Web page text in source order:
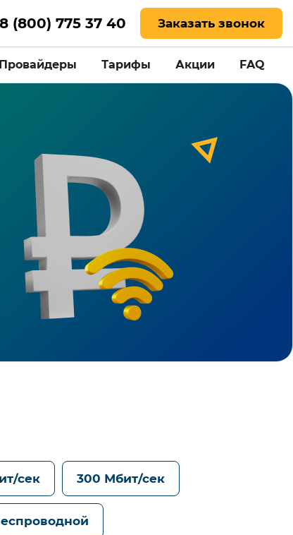
8 (800) 775 37 40 Заказать звонок
Провайдеры Тарифы Акции FAQ
сек 300 Мбит/сек